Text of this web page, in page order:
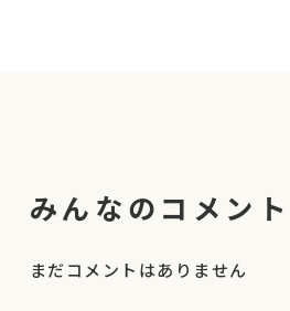
みんなのコメント
まだコメントはありません